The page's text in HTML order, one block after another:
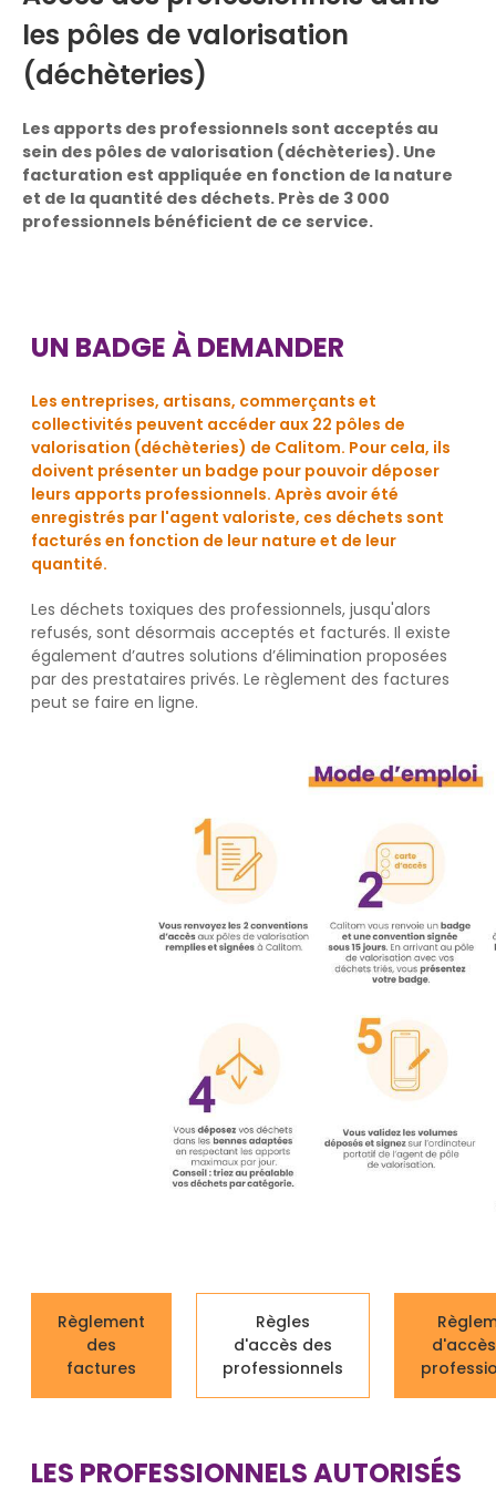
les pôles de valorisation
(déchèteries)
Les apports des professionnels sont acceptés au
sein des pôles de valorisation (déchèteries). Une
facturation est appliquée en fonction de la nature
et de la quantité des déchets. Près de 3 000
professionnels bénéficient de ce service.
UN BADGE À DEMANDER
Les entreprises, artisans, commerçants et
collectivités peuvent accéder aux 22 pôles de
valorisation (déchèteries) de Calitom. Pour cela, ils
doivent présenter un badge pour pouvoir déposer
leurs apports professionnels. Après avoir été
enregistrés par l'agent valoriste, ces déchets sont
facturés en fonction de leur nature et de leur
quantité.
Les déchets toxiques des professionnels, jusqu'alors
refusés, sont désormais acceptés et facturés. Il existe
également d’autres solutions d’élimination proposées
par des prestataires privés. Le règlement des factures
peut se faire en ligne.
Règlement
des
factures
Règles
d'accès des
professionnels
LES PROFESSIONNELS AUTORISÉS